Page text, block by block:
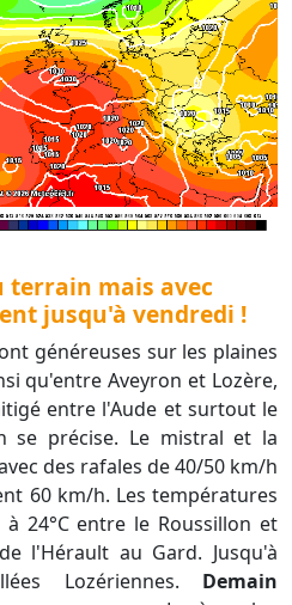
terrain mais avec
jusqu'à vendredi !
généreuses sur les plaines
qu'entre Aveyron et Lozère,
entre l'Aude et surtout le
se précise. Le mistral et la
des rafales de 40/50 km/h
60 km/h. Les températures
24°C entre le Roussillon et
l'Hérault au Gard. Jusqu'à
Lozériennes. Demain